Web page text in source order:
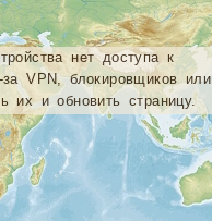
нет доступа к
VPN, блокировщиков или
их и обновить страницу.